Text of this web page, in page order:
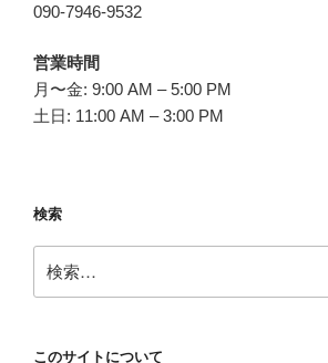
090-7946-9532
営業時間
月〜金: 9:00 AM – 5:00 PM
土日: 11:00 AM – 3:00 PM
検索
索:
このサイトについて